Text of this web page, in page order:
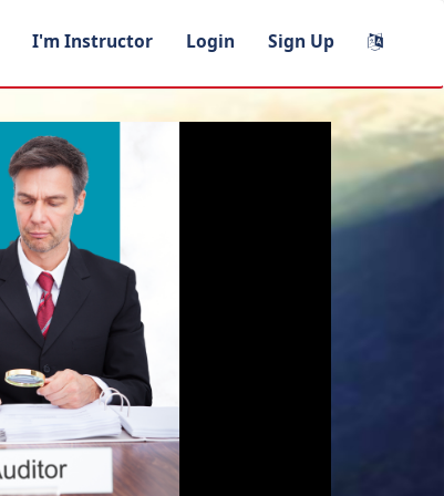
I'm Instructor Login Sign Up